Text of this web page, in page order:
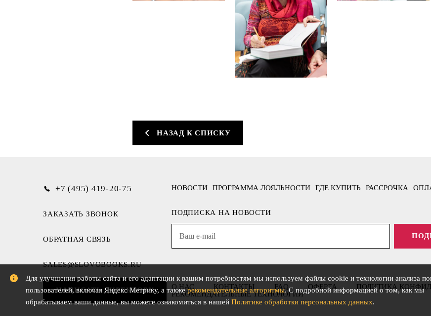
НАЗАД К СПИСКУ
НОВОСТИ ПРОГРАММА ЛОЯЛЬНОСТИ ГДЕ КУПИТЬ РАССРОЧКА
ПОДПИСКА НА НОВОСТИ
О НАС КОНТАКТЫ FAQ ОФЕРТА
ПОЛИТИКА
РЕКОМЕНДАТЕЛЬНЫЕ ТЕХНОЛОГИИ
+7 (495) 419-20-75
ЗАКАЗАТЬ ЗВОНОК
ОБРАТНАЯ СВЯЗЬ
SALES@SLOVOBOOKS.RU
НАПИСАТЬ ДИРЕКТОРУ
Для улучшения работы сайта и его адаптации к вашим потребностям мы используем файлы cookie и технологии анализа
пользователей, включая Яндекс Метрику, а такжерекомендательные алгоритмы. С подробной информацией о том, как мы
обрабатываем ваши данные, вы можете ознакомиться в нашей Политике обработки персональных данных.